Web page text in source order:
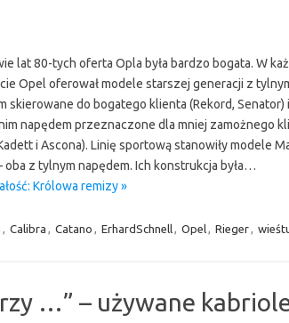
lat 80-tych oferta Opla była bardzo bogata. W
Opel oferował modele starszej generacji z
skierowane do bogatego klienta (Rekord, Senator)
napędem przeznaczone dla mniej zamożnego
i Ascona). Linię sportową stanowiły modele
oba z tylnym napędem. Ich konstrukcja była…
Królowa remizy »
, Calibra , Catano , ErhardSchnell, Opel, Rieger,
…” – używane